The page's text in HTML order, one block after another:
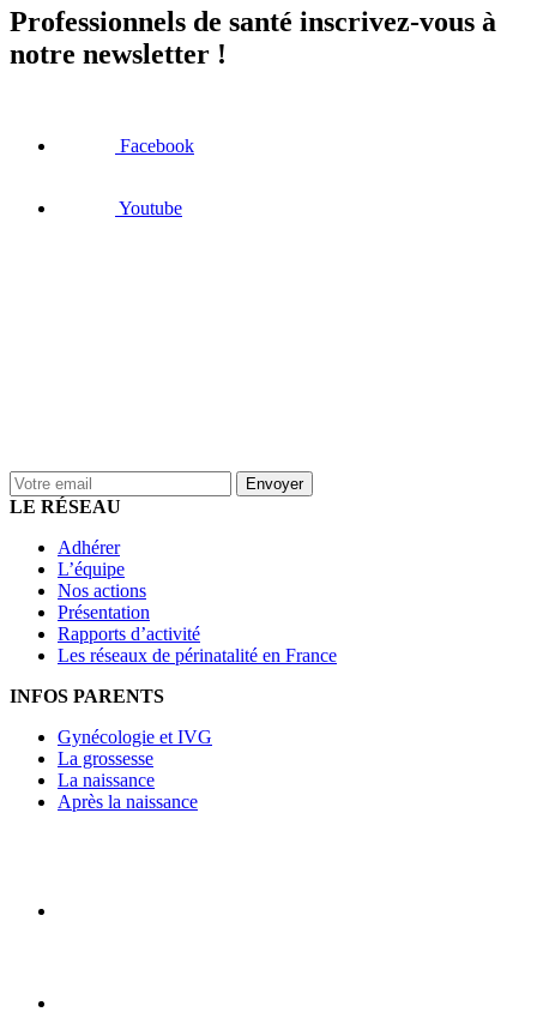
Professionnels de santé inscrivez-vous à
notre newsletter !
Facebook
Youtube
LE RÉSEAU
Adhérer
L’équipe
Nos actions
Présentation
Rapports d’activité
Les réseaux de périnatalité en France
INFOS PARENTS
Gynécologie et IVG
La grossesse
La naissance
Après la naissance